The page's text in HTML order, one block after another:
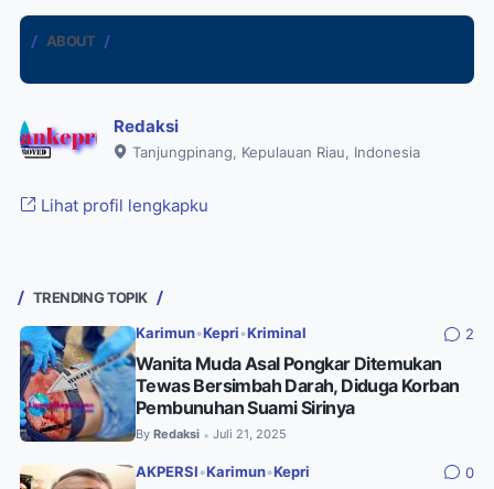
ABOUT
Redaksi
Tanjungpinang, Kepulauan Riau, Indonesia
Lihat profil lengkapku
TRENDING TOPIK
Karimun•Kepri •Kriminal 2
Wanita Muda Asal Pongkar Ditemukan
Tewas Bersimbah Darah, Diduga Korban
Pembunuhan Suami Sirinya
By Redaksi • Juli 21, 2025
AKPERSI •Karimun•Kepri 0